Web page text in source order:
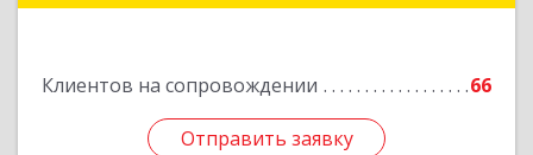
Клиентов на сопровождении 66
Отправить заявку
Отправить заявку